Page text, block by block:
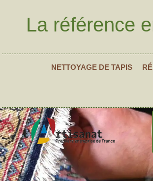
La référence
NETTOYAGE DE TAPIS